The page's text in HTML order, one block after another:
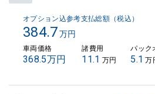
オプション込参考支払総額（税込）
384.7万円
車両価格
368.5万円
諸費用
11.1 万円
パック
5.1 万